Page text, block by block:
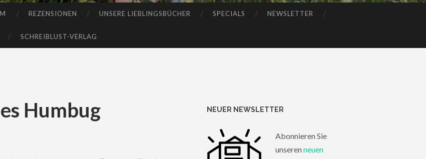
REZENSIONEN UNSERE LIEBLINGSBÜCHER SPECIALS NEWSLETTER
SCHREIBLUST-VERLAG
Humbug NEUER NEWSLETTER
Abonnieren Sie
unserenneuen